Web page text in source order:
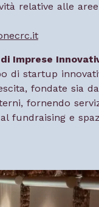
relative alle aree
Imprese
di startup
fondate sia
fornendo
fundraising e